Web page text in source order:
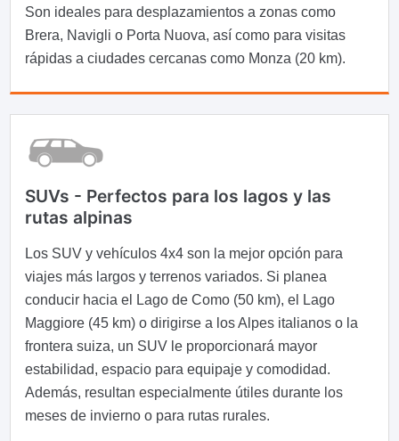
Son ideales para desplazamientos a zonas como
Brera, Navigli o Porta Nuova, así como para visitas
rápidas a ciudades cercanas como Monza (20 km).
SUVs - Perfectos para los lagos y las
rutas alpinas
Los SUV y vehículos 4x4 son la mejor opción para
viajes más largos y terrenos variados. Si planea
conducir hacia el Lago de Como (50 km), el Lago
Maggiore (45 km) o dirigirse a los Alpes italianos o la
frontera suiza, un SUV le proporcionará mayor
estabilidad, espacio para equipaje y comodidad.
Además, resultan especialmente útiles durante los
meses de invierno o para rutas rurales.